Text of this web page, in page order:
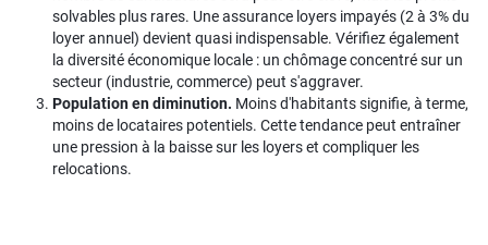
solvables plus rares. Une assurance loyers impayés (2 à 3% du
loyer annuel) devient quasi indispensable. Vérifiez également
la diversité économique locale : un chômage concentré sur un
secteur (industrie, commerce) peut s'aggraver.
Population en diminution. Moins d'habitants signifie, à terme,
moins de locataires potentiels. Cette tendance peut entraîner
une pression à la baisse sur les loyers et compliquer les
relocations.